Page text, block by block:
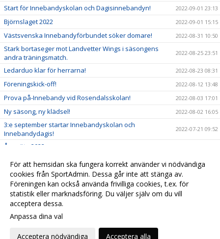
Start för Innebandyskolan och Dagisinnebandyn! 2022-09-01 23:13
Björnslaget 2022 2022-09-01 15:15
Västsvenska Innebandyförbundet söker domare! 2022-08-31 10:50
Stark bortaseger mot Landvetter Wings i säsongens
andra träningsmatch.
2022-08-25 23:51
Ledarduo klar för herrarna! 2022-08-23 08:31
Föreningskick-off! 2022-08-12 13:48
Prova på-Innebandy vid Rosendalsskolan! 2022-08-03 17:01
Ny säsong, ny klädsel! 2022-08-02 16:05
3:e september startar Innebandyskolan och
Innebandydagis!
2022-07-21 09:52
Årsmöte 2022.
GDC 2022 inställt 2022-06-05 10:28
Klubbhuset och Craft nya samarbetspartners 2022-06-01 10:30
Besök vår klubbshop 2022-06-01 10:29
inställningar
Webbversion
För att hemsidan ska fungera korrekt använder vi nödvändiga
cookies från SportAdmin. Dessa går inte att stänga av.
Föreningen kan också använda frivilliga cookies, t.ex. för
statistik eller marknadsföring. Du väljer själv om du vill
acceptera dessa.
Anpassa dina val
Acceptera nödvändiga Acceptera alla